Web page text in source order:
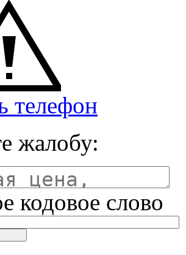
телефон
жалобу:
кодовое слово